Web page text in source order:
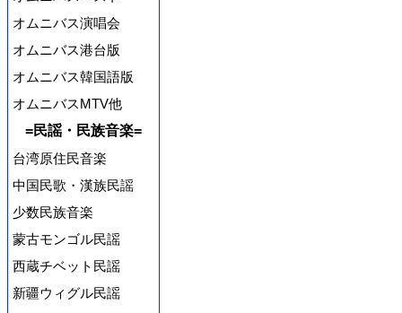
オムニバス演唱会
オムニバス港台版
オムニバス韓国語版
オムニバスMTV他
=民謡・民族音楽=
台湾原住民音楽
中国民歌・漢族民謡
少数民族音楽
蒙古モンゴル民謡
西蔵チベット民謡
新疆ウィグル民謡